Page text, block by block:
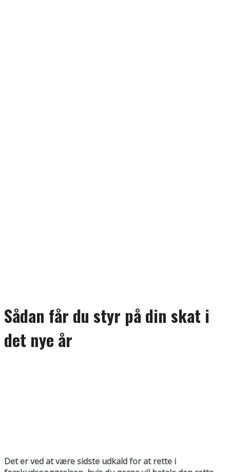
Sådan får du styr på din skat i
det nye år
Det er ved at være sidste udkald for at rette i